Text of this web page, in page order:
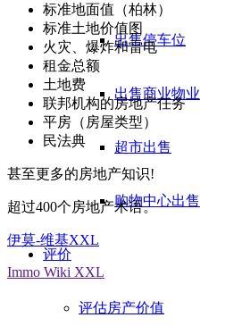
出售停车位
出售商业物业
超市出售
购物中心出售
评价
评估房产价值
标准地面值（柏林）
标准土地价值图
火灾、爆炸和雷电
租金总额
土地费
联邦机构的房地产任务
平房（房屋类型）
民法典
甚至更多的房地产知识!
超过400个房地产术语。
伊莫-维基XXL
Immo Wiki XXL